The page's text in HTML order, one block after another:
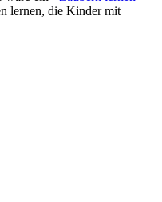
lernen, die Kinder mit